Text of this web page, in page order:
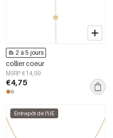
2 à 5 jours
collier coeur
MSRP €14,99
€4,75
Entrepôt de l'UE